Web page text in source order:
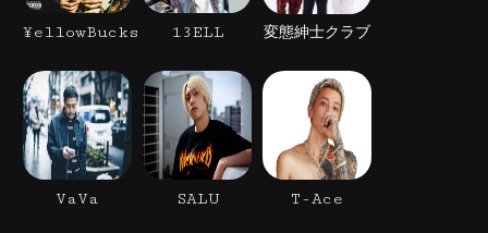
¥ellowBucks 13ELL 変態紳士クラブ
VaVa SALU T-Ace